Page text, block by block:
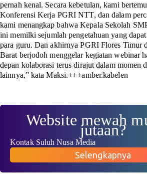
pernah kenal. Secara kebetulan, kami
Konferensi Kerja PGRI NTT, dan dalam
kami menangkap bahwa Kepala Sekolah
ini memilki sejumlah pengetahuan yang
para guru. Dan akhirnya PGRI Flores Timur
Barat berjodoh menggelar kegiatan webinar
depan kolaborasi terus dirajut dalam momen
lainnya,” kata Maksi.+++amber.kabelen
Website mewah
jutaan?
Kontak Suluh Nusa Media
Selengkapnya